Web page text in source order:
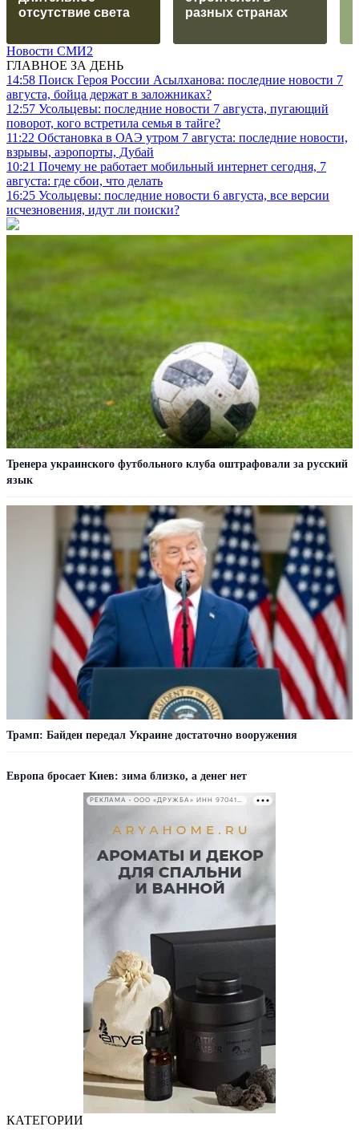
отсутствие света
разных странах
Новости СМИ2
ГЛАВНОЕ ЗА ДЕНЬ
14:58 Поиск Героя России Асылханова: последние новости 7
августа, бойца держат в заложниках?
12:57 Усольцевы: последние новости 7 августа, пугающий
поворот, кого встретила семья в тайге?
11:22 Обстановка в ОАЭ утром 7 августа: последние новости,
взрывы, аэропорты, Дубай
10:21 Почему не работает мобильный интернет сегодня, 7
августа: где сбои, что делать
16:25 Усольцевы: последние новости 6 августа, все версии
исчезновения, идут ли поиски?
Тренера украинского футбольного клуба оштрафовали за русский
язык
Трамп: Байден передал Украине достаточно вооружения
Европа бросает Киев: зима близко, а денег нет
РЕКЛАМА • ООО «ДРУЖБА» ИНН 9704146411
КАТЕГОРИИ